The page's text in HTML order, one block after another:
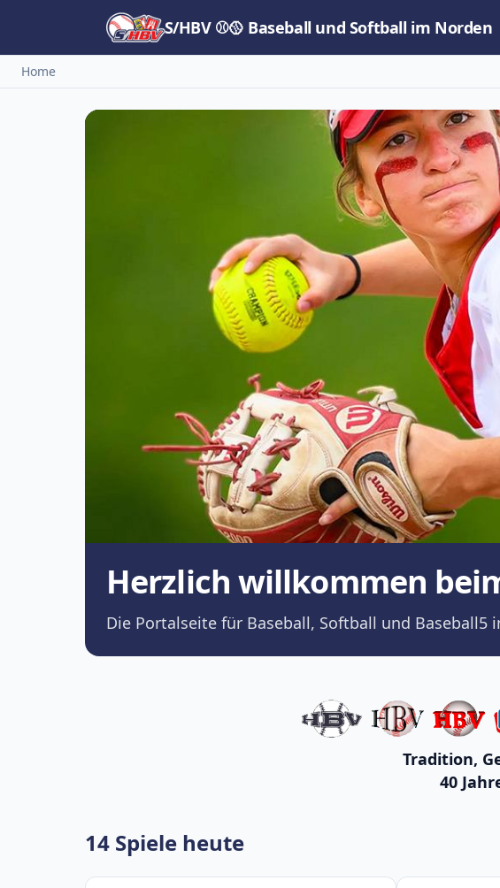
S/HBV ⚾🥎 Baseball und Softball im Norden
Home
Herzlich willkommen
Die Portalseite für Baseball, Softball und
Tradition,
40
14 Spiele heute